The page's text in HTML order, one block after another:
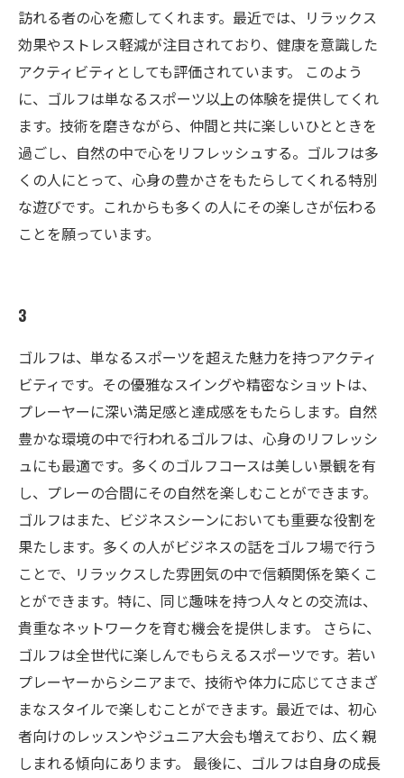
訪れる者の心を癒してくれます。最近では、リラックス
効果やストレス軽減が注目されており、健康を意識した
アクティビティとしても評価されています。 このよう
に、ゴルフは単なるスポーツ以上の体験を提供してくれ
ます。技術を磨きながら、仲間と共に楽しいひとときを
過ごし、自然の中で心をリフレッシュする。ゴルフは多
くの人にとって、心身の豊かさをもたらしてくれる特別
な遊びです。これからも多くの人にその楽しさが伝わる
ことを願っています。
3
ゴルフは、単なるスポーツを超えた魅力を持つアクティ
ビティです。その優雅なスイングや精密なショットは、
プレーヤーに深い満足感と達成感をもたらします。自然
豊かな環境の中で行われるゴルフは、心身のリフレッシ
ュにも最適です。多くのゴルフコースは美しい景観を有
し、プレーの合間にその自然を楽しむことができます。
ゴルフはまた、ビジネスシーンにおいても重要な役割を
果たします。多くの人がビジネスの話をゴルフ場で行う
ことで、リラックスした雰囲気の中で信頼関係を築くこ
とができます。特に、同じ趣味を持つ人々との交流は、
貴重なネットワークを育む機会を提供します。 さらに、
ゴルフは全世代に楽しんでもらえるスポーツです。若い
プレーヤーからシニアまで、技術や体力に応じてさまざ
まなスタイルで楽しむことができます。最近では、初心
者向けのレッスンやジュニア大会も増えており、広く親
しまれる傾向にあります。 最後に、ゴルフは自身の成長